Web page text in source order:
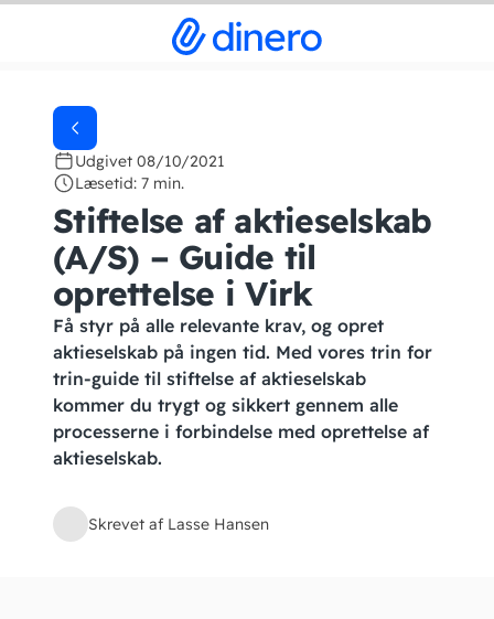
Udgivet 08/10/2021
Læsetid: 7 min.
Stiftelse af aktieselskab
(A/S) – Guide til
oprettelse i Virk
Få styr på alle relevante krav, og opret
aktieselskab på ingen tid. Med vores trin for
trin-guide til stiftelse af aktieselskab
kommer du trygt og sikkert gennem alle
processerne i forbindelse med oprettelse af
aktieselskab.
Skrevet af Lasse Hansen